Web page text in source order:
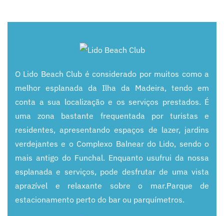
O Lido Beach Club é considerado por muitos como a
melhor esplanada da Ilha da Madeira, tendo em
conta a sua localização e os serviços prestados. É
uma zona bastante frequentada por turistas e
residentes,apresentando espaços de lazer, jardins
verdejantes e o Complexo Balnear do Lido, sendo o
mais antigo do Funchal. Enquanto usufrui da nossa
esplanada e serviços, pode desfrutar de uma vista
aprazível e relaxante sobre o mar.Parque de
estacionamento perto do bar ou parquímetros.